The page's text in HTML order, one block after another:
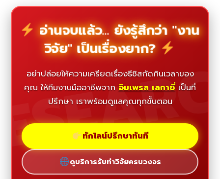
อ่านจบแล้ว... ยังรู้สึกว่า "งาน
วิจัย" เป็นเรื่องยาก?
อย่าปล่อยให้ความเครียดเรื่องธีซิสกัดกินเวลาของ
คุณ ให้ทีมงานมืออาชีพจาก อิมเพรส เลกาซี่ เป็นที่
ปรึกษา เราพร้อมดูแลคุณทุกขั้นตอน
ทักไลน์ปรึกษาทันที
ดูบริการรับทำวิจัยครบวงจร